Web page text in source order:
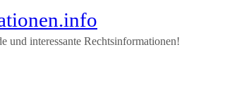
und interessante Rechtsinformationen!